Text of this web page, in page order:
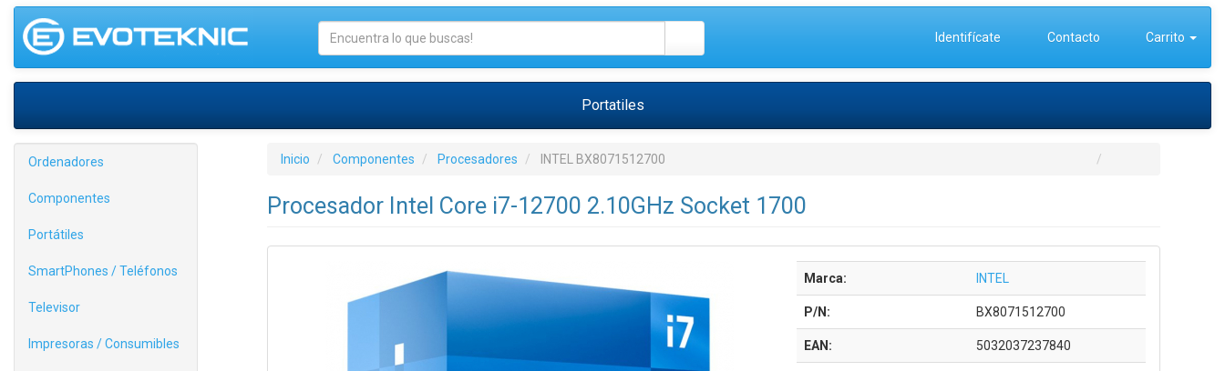
Identifícate Contacto Carrito
Portatiles
Ordenadores
Componentes
Portátiles
SmartPhones / Teléfonos
Televisor
Impresoras / Consumibles
Inicio Componentes Procesadores INTEL BX8071512700
Procesador Intel Core i7-12700 2.10GHz Socket 1700
Marca: INTEL
P/N: BX8071512700
EAN: 5032037237840